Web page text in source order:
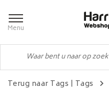
Menu
Terug naar Tags | Tags